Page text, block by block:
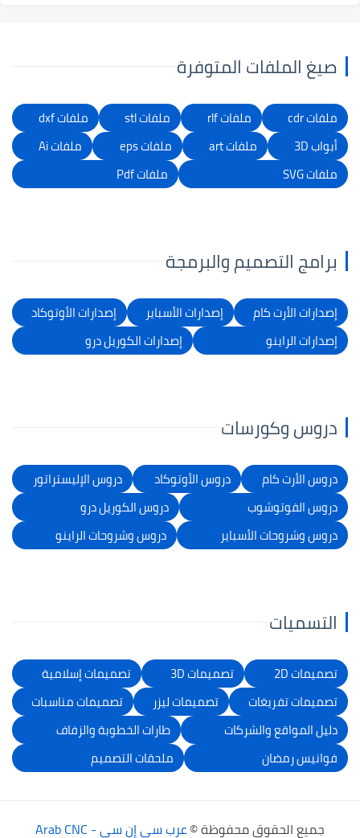
صيغ الملفات المتوفرة
ملفات cdr ملفات rlf ملفات stl
ملفات dxf
أبواب 3D
ملفات art ملفات eps
ملفات Ai
ملفات SVG
ملفات Pdf
برامج التصميم والبرمجة
إصدارات الأرت كام إصدارات الأسباير
إصدارات الأوتوكاد
إصدارات الراينو
إصدارات الكوريل درو
دروس وكورسات
دروس الأرت كام دروس الأوتوكاد
دروس الإليستراتور
دروس الفوتوشوب
دروس الكوريل درو
دروس وشروحات الأسباير
دروس وشروحات الراينو
التسميات
تصميمات 2D تصميمات 3D
تصميمات إسلامية
تصميمات تفريغات
تصميمات ليزر
تصميمات مناسبات
دليل المواقع والشركات
طارات الخطوبة والزفاف
فوانيس رمضان
ملحقات التصميم
جميع الحقوق محفوظة ©عرب سي إن سي - Arab CNC